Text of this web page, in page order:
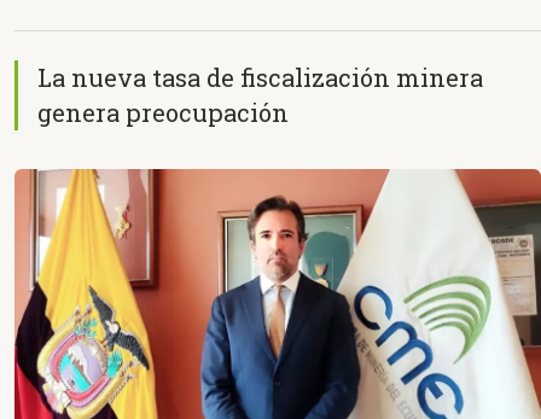
La nueva tasa de fiscalización minera
genera preocupación